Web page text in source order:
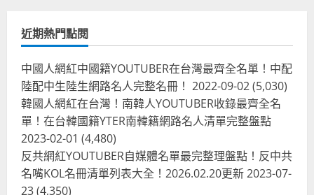
近期熱門點閱
中國人網紅中國籍YOUTUBER在台灣最齊全名單！中配
陸配中生陸生網路名人完整名冊！ 2022-09-02(5,030)
韓國人網紅在台灣！南韓人YOUTUBER收錄最齊全名
單！在台韓國籍YTER南韓籍網路名人清單完整盤點
2023-02-01 (4,480)
反共網紅YOUTUBER自媒體名單最完整理盤點！反中共
名嘴KOL名冊清單列表大全！2026.02.20更新2023-07-
23(4,350)